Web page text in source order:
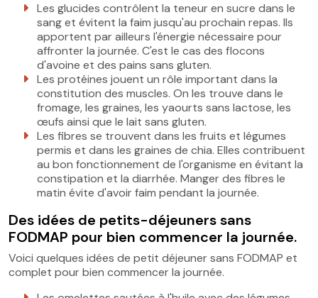
Les glucides contrôlent la teneur en sucre dans le
sang et évitent la faim jusqu'au prochain repas. Ils
apportent par ailleurs l'énergie nécessaire pour
affronter la journée. C'est le cas des flocons
d'avoine et des pains sans gluten.
Les protéines jouent un rôle important dans la
constitution des muscles. On les trouve dans le
fromage, les graines, les yaourts sans lactose, les
œufs ainsi que le lait sans gluten.
Les fibres se trouvent dans les fruits et légumes
permis et dans les graines de chia. Elles contribuent
au bon fonctionnement de l'organisme en évitant la
constipation et la diarrhée. Manger des fibres le
matin évite d'avoir faim pendant la journée.
Des idées de petits-déjeuners sans
FODMAP pour bien commencer la journée.
Voici quelques idées de petit déjeuner sans FODMAP et
complet pour bien commencer la journée.